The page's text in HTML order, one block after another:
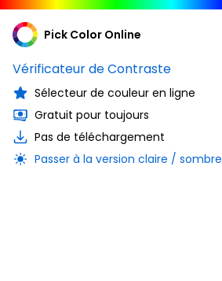
Pick Color Online
Vérificateur de Contraste
Sélecteur de couleur en ligne
Gratuit pour toujours
Pas de téléchargement
Passer à la version claire / sombre